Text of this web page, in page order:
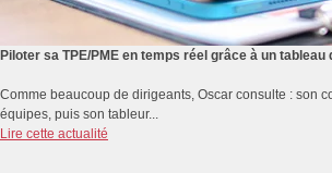
Piloter sa TPE/PME en temps réel grâce à un tableau
Comme beaucoup de dirigeants, Oscar consulte : son
équipes, puis son tableur...
Lire cette actualité